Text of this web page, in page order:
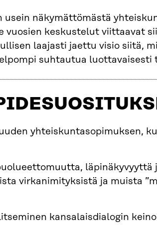
usein näkymättömästä
vuosien keskustelut viittaavat
laajasti jaettu visio siitä,
suhtautua luottavaisesti
yhteiskuntasopimuksen,
läpinäkyvyyttä
virkanimityksistä ja muista
kansalaisdialogin